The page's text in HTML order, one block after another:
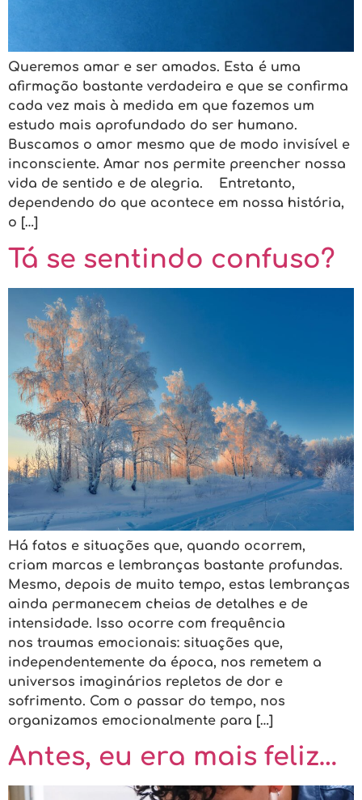
Queremos amar e ser amados. Esta é uma
afirmação bastante verdadeira e que se confirma
cada vez mais à medida em que fazemos um
estudo mais aprofundado do ser humano.
Buscamos o amor mesmo que de modo invisível e
inconsciente. Amar nos permite preencher nossa
vida de sentido e de alegria. Entretanto,
dependendo do que acontece em nossa história,
o […]
Tá se sentindo confuso?
Há fatos e situações que, quando ocorrem,
criam marcas e lembranças bastante profundas.
Mesmo, depois de muito tempo, estas lembranças
ainda permanecem cheias de detalhes e de
intensidade. Isso ocorre com frequência
nos traumas emocionais: situações que,
independentemente da época, nos remetem a
universos imaginários repletos de dor e
sofrimento. Com o passar do tempo, nos
organizamos emocionalmente para […]
Antes, eu era mais feliz…